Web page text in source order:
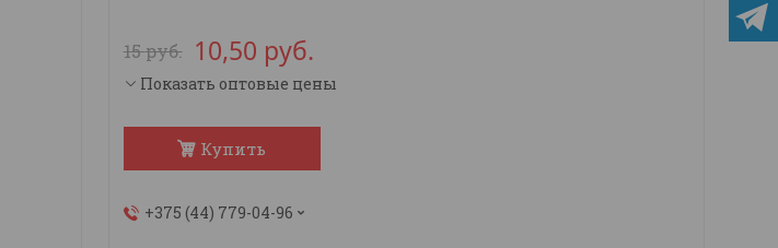
15руб. 10,50 руб.
Показать оптовые цены
Купить
+375 (44) 779-04-96